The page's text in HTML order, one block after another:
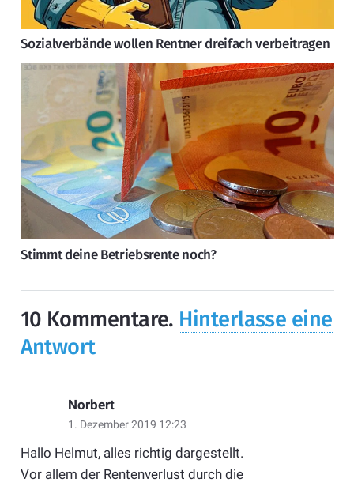
Sozialverbände wollen Rentner dreifach verbeitragen
Stimmt deine Betriebsrente noch?
10 Kommentare. Hinterlasse eine
Antwort
Norbert
1. Dezember 2019 12:23
Hallo Helmut, alles richtig dargestellt.
Vor allem der Rentenverlust durch die